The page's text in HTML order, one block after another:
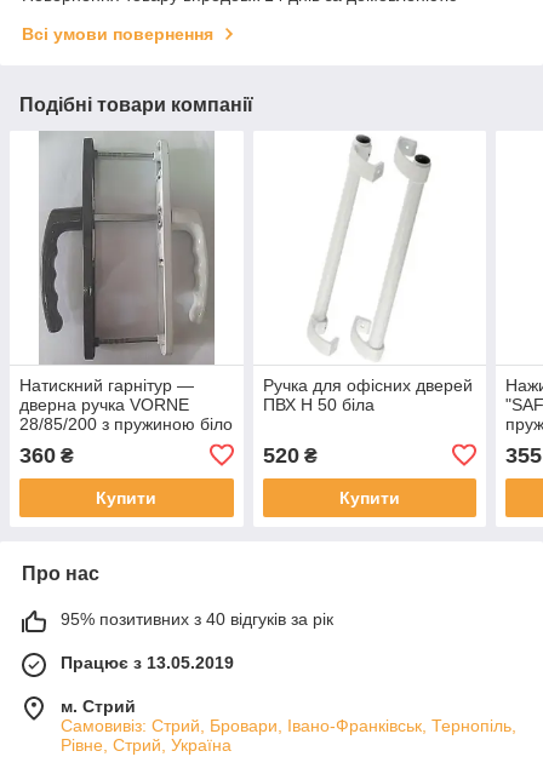
Всі умови повернення
Подібні товари компанії
Натискний гарнітур —
дверна ручка VORNE
28/85/200 з пружиною біло
дверей
360 ₴
Купити
Ручка для офісних дверей
ПВХ H 50 біла
520₴
Купити
355
Про нас
95% позитивних з 40 відгуків за рік
Працює з 13.05.2019
м. Стрий
Самовивіз: Стрий, Бровари, Івано-Франківськ, Тернопіль,
Рівне, Стрий, Україна